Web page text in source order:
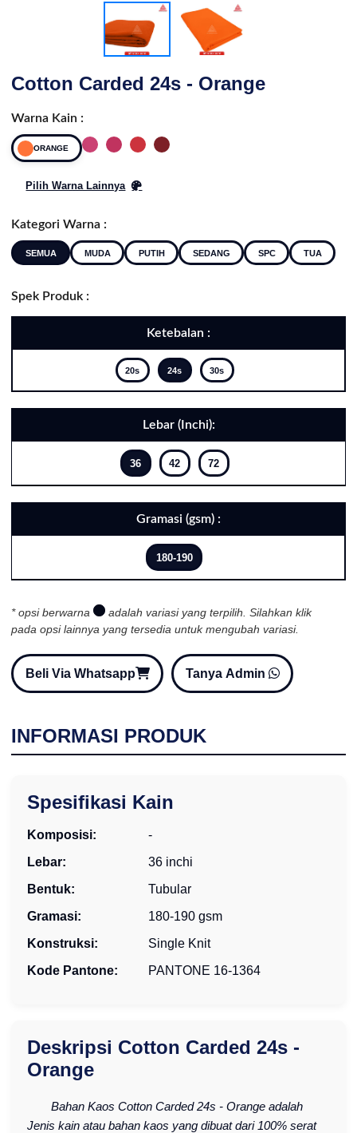
Cotton Carded 24s - Orange
Warna Kain :
ORANGE
Pilih Warna Lainnya
Kategori Warna :
SEMUA MUDA PUTIH SEDANG SPC TUA
Spek Produk :
Ketebalan :
20s 24s 30s
Lebar (Inchi):
36 42 72
Gramasi (gsm) :
180-190
* opsi berwarna
adalah variasi yang terpilih. Silahkan klik
pada opsi lainnya yang tersedia untuk mengubah variasi.
Beli Via Whatsapp Tanya Admin
INFORMASI PRODUK
Spesifikasi Kain
Komposisi:
-
Lebar:
36 inchi
Bentuk:
Tubular
Gramasi:
180-190 gsm
Konstruksi:
Single Knit
Kode Pantone:
PANTONE 16-1364
Deskripsi Cotton Carded 24s -
Orange
Bahan Kaos Cotton Carded 24s - Orange adalah
Jenis kain atau bahan kaos yang dibuat dari 100% serat